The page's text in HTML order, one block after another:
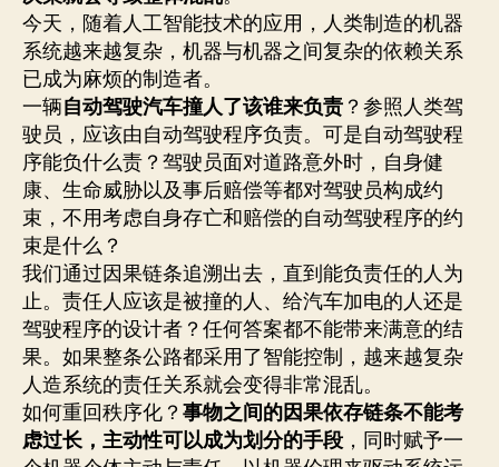
今天，随着人工智能技术的应用，人类制造的机器
系统越来越复杂，机器与机器之间复杂的依赖关系
已成为麻烦的制造者。
一辆自动驾驶汽车撞人了该谁来负责 ？参照人类驾
驶员，应该由自动驾驶程序负责。可是自动驾驶程
序能负什么责？驾驶员面对道路意外时，自身健
康、生命威胁以及事后赔偿等都对驾驶员构成约
束，不用考虑自身存亡和赔偿的自动驾驶程序的约
束是什么？
我们通过因果链条追溯出去，直到能负责任的人为
止。责任人应该是被撞的人、给汽车加电的人还是
驾驶程序的设计者？任何答案都不能带来满意的结
果。如果整条公路都采用了智能控制，越来越复杂
人造系统的责任关系就会变得非常混乱。
如何重回秩序化？ 事物之间的因果依存链条不能考
虑过长，主动性可以成为划分的手段 ，同时赋予一